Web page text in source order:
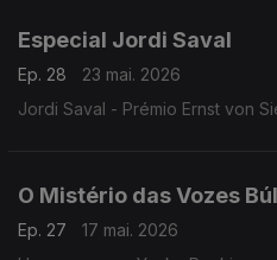
Especial Jordi Saval
Ep. 28
23 mai. 2026
Jordi Saval - Prémio Ernst von
O Mistério das Vozes
Ep. 27
17 mai. 2026